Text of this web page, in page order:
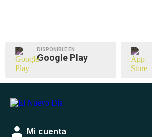
DISPONIBLE EN
Google Play
Mi cuenta